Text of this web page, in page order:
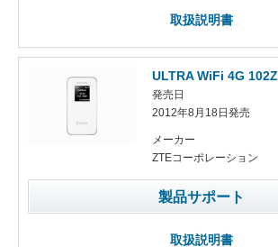
取扱説明書
ULTRA WiFi 4G 102Z
発売日
2012年8月18日発売
メーカー
ZTEコーポレーション
製品サポート
取扱説明書